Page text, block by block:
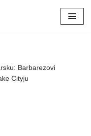
Barbarezovi
Cityju